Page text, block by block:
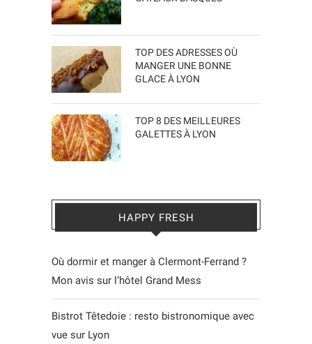
TOP DES ADRESSES OÙ
MANGER UNE BONNE
GLACE À LYON
TOP 8 DES MEILLEURES
GALETTES À LYON
HAPPY FRESH
Où dormir et manger à Clermont-Ferrand ?
Mon avis sur l’hôtel Grand Mess
Bistrot Têtedoie : resto bistronomique avec
vue sur Lyon